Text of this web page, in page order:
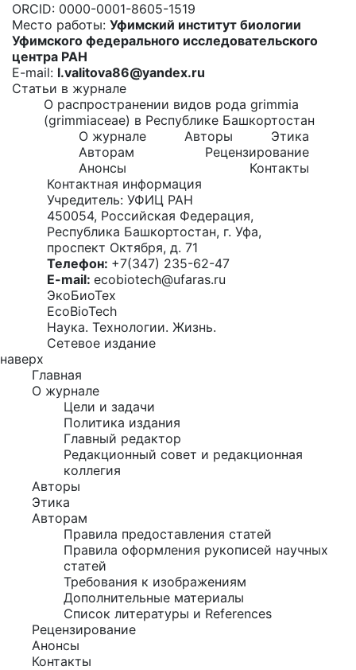
ORCID: 0000-0001-8605-1519
Место работы: Уфимский институт биологии
Уфимского федерального исследовательского
центра РАН
E-mail: l.valitova86@yandex.ru
Статьи в журнале
О распространении видов рода grimmia
(grimmiaceae) в Республике Башкортостан
О журнале
Авторы
Этика
Авторам
Рецензирование
Анонсы
Контакты
ЭкоБиоТех
EcoBioTech
Наука. Технологии. Жизнь.
Сетевое издание
Контактная информация
Учредитель: УФИЦ РАН
450054, Российская Федерация,
Республика Башкортостан, г. Уфа,
проспект Октября, д. 71
Телефон: +7(347) 235-62-47
E-mail: ecobiotech@ufaras.ru
наверх
Главная
О журнале
Цели и задачи
Политика издания
Главный редактор
Редакционный совет и редакционная
коллегия
Авторы
Этика
Авторам
Правила предоставления статей
Правила оформления рукописей научных
статей
Требования к изображениям
Дополнительные материалы
Список литературы и References
Рецензирование
Анонсы
Контакты